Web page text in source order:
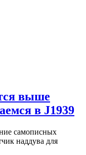
выше
в J1939
самописных
наддува для